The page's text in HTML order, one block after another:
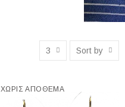
3 Sort by
ΧΩΡΊΣ ΑΠΌΘΕΜΑ